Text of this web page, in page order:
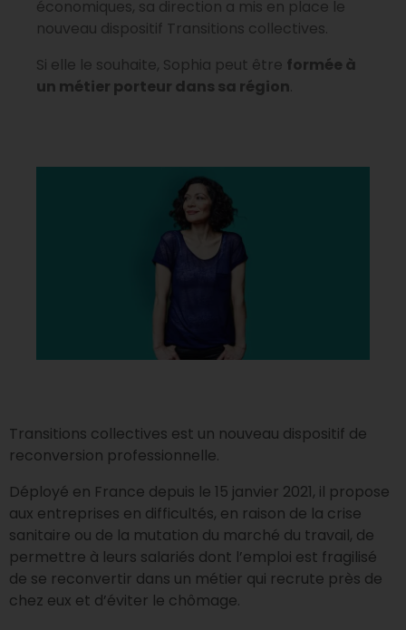
économiques, sa direction a mis en place le
nouveau dispositif Transitions collectives.
Si elle le souhaite, Sophia peut être formée à
un métier porteur dans sa région.
Transitions collectives est un nouveau dispositif de
reconversion professionnelle.
Déployé en France depuis le 15 janvier 2021, il propose
aux entreprises en difficultés, en raison de la crise
sanitaire ou de la mutation du marché du travail, de
permettre à leurs salariés dont l’emploi est fragilisé
de se reconvertir dans un métier qui recrute près de
chez eux et d’éviter le chômage.